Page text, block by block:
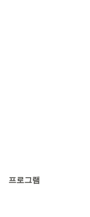
프로그램